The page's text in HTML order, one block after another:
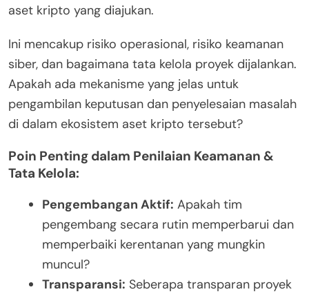
aset kripto yang diajukan.
Ini mencakup risiko operasional, risiko keamanan
siber, dan bagaimana tata kelola proyek dijalankan.
Apakah ada mekanisme yang jelas untuk
pengambilan keputusan dan penyelesaian masalah
di dalam ekosistem aset kripto tersebut?
Poin Penting dalam Penilaian Keamanan &
Tata Kelola:
Pengembangan Aktif: Apakah tim
pengembang secara rutin memperbarui dan
memperbaiki kerentanan yang mungkin
muncul?
Transparansi: Seberapa transparan proyek